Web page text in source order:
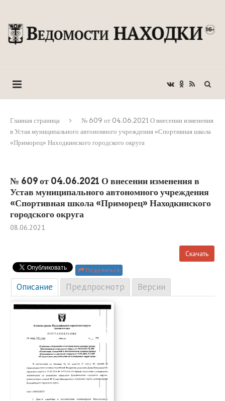
Главная страница
№ 609 от 04.06.2021 О внесении изменения
в Устав муниципального автономного учреждения «Спортивная школа
«Приморец» Находкинского городского округа
№ 609 от 04.06.2021 О внесении изменения в
Устав муниципального автономного учреждения
«Спортивная школа «Приморец» Находкинского
городского округа
08.06.2021
Скачать
Поделиться
Описание Предпросмотр Версии